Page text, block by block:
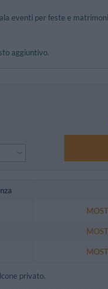
eventi per feste e
aggiuntivo.
privato.